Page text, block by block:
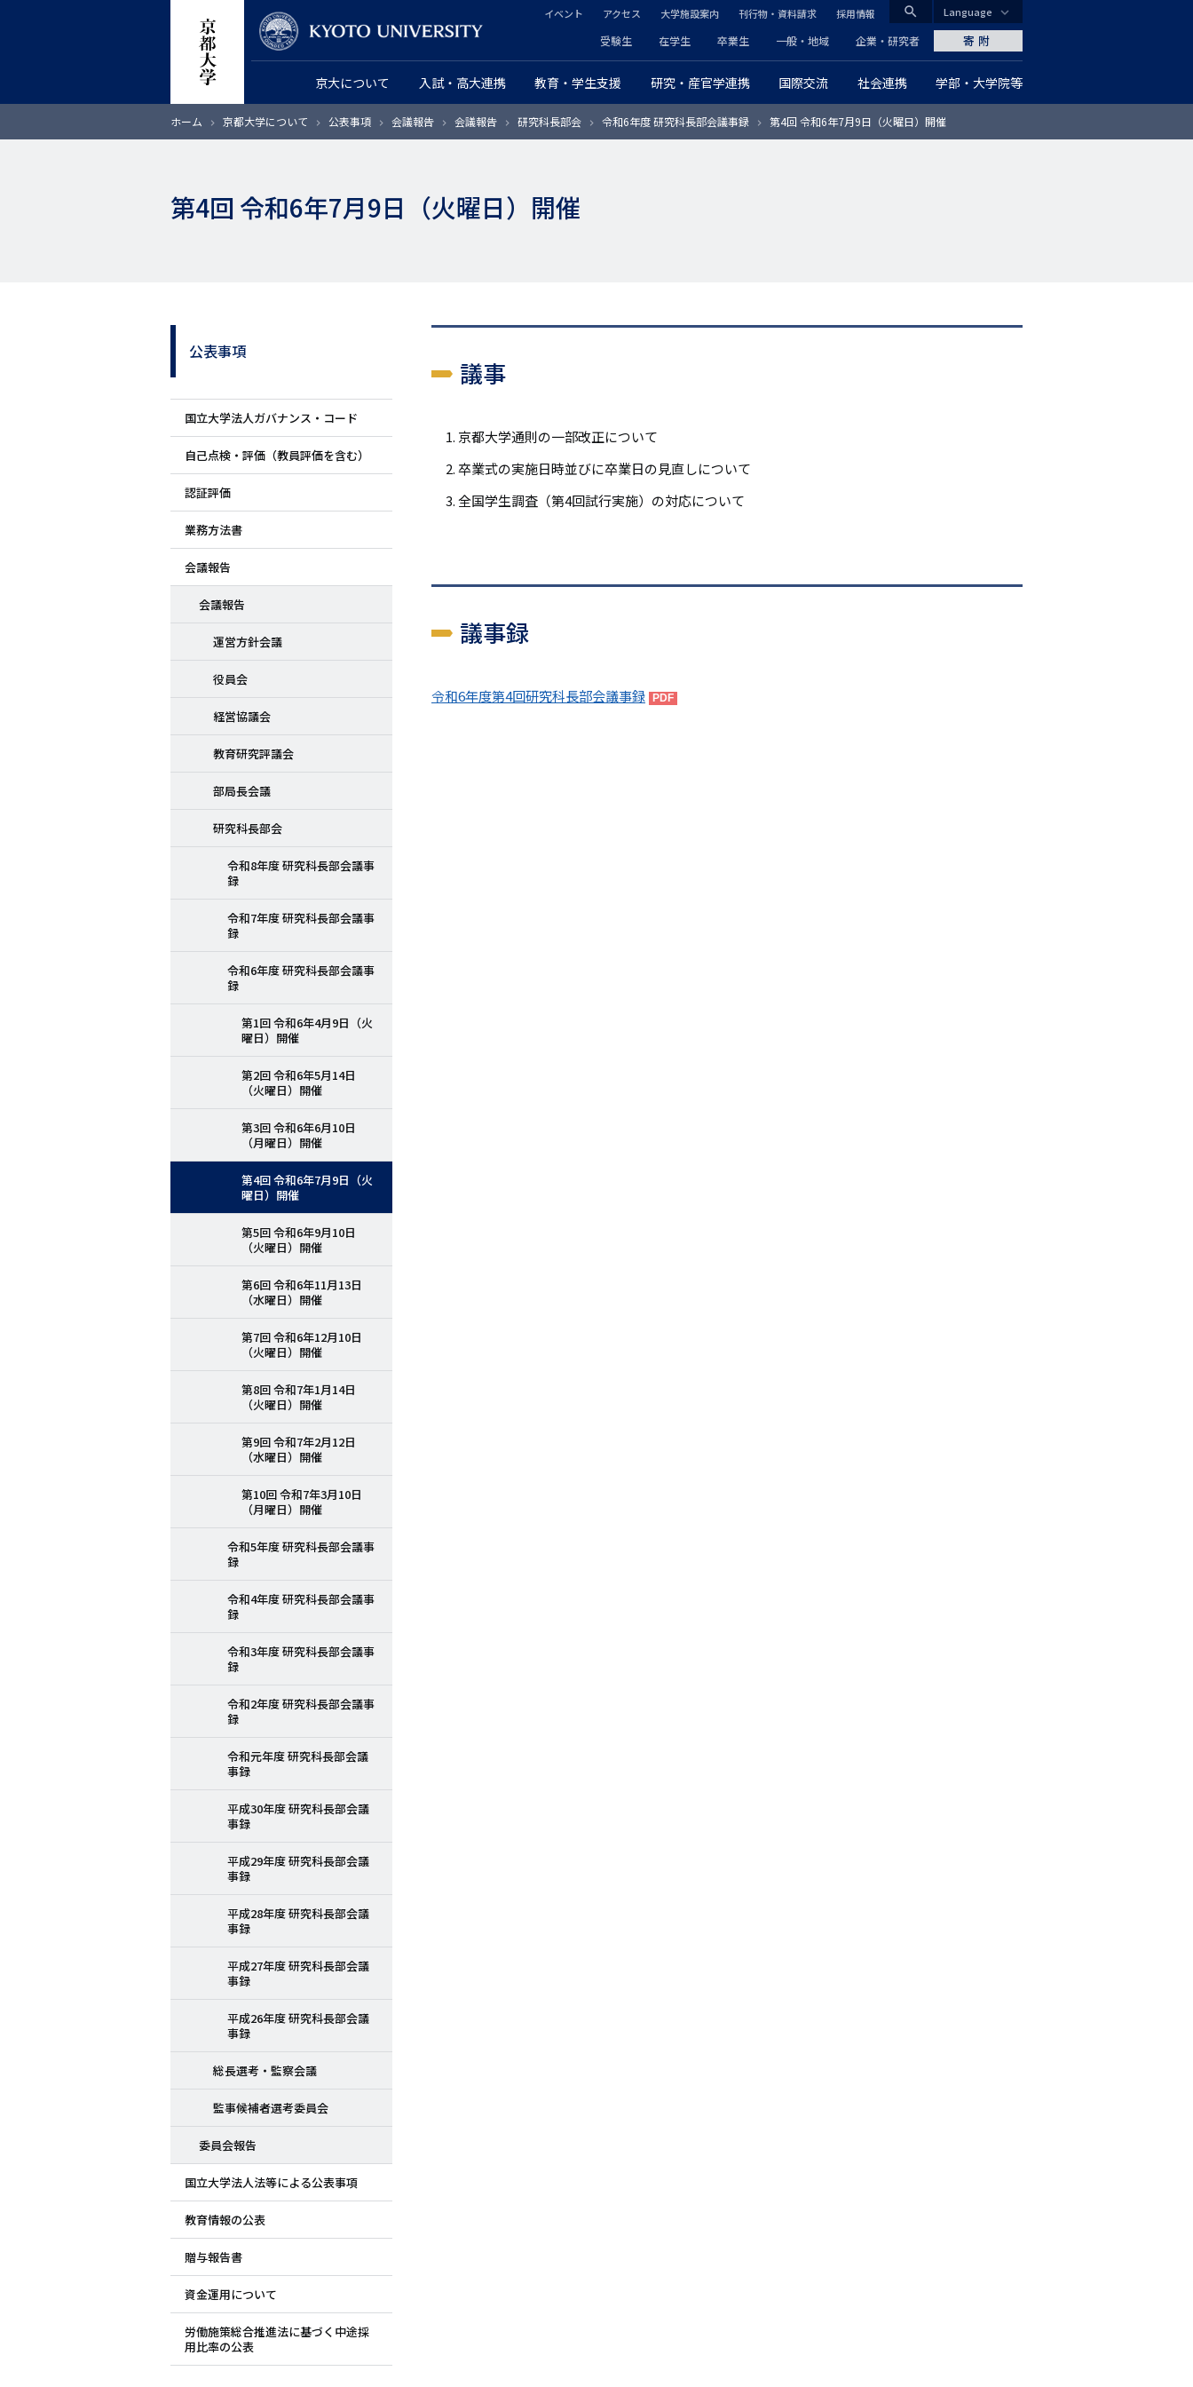
ン
CLOSE
search
グ
ロ
京大について 入試・高大連携 教育・学生支援 研究・産官学連携 国際交流 社会連携 学部・大学院等
ヘ
ッ
ダ
マ
リ
ン
ク
受験生 在学生 卒業生 一般・地域 企業・研究者
ッ
ダ
ー
カ
リ
ン
ク
イベント アクセス 大学施設案内 刊行物・資料請求 採用情報
寄附
Language
ホーム 京都大学について 公表事項 会議報告 会議報告 研究科長部会 令和6年度 研究科長部会議事録 第4回 令和6年7月9日（火曜日）開催
第4回 令和6年7月9日（火曜日）開催
サ
イ
ド
メ
ニ
ュ
ー
公表事項
国立大学法人ガバナンス・コード
自己点検・評価（教員評価を含む）
認証評価
業務方法書
会議報告
会議報告
運営方針会議
役員会
経営協議会
教育研究評議会
部局長会議
研究科長部会
令和8年度 研究科長部会議事
録
令和7年度 研究科長部会議事
録
令和6年度 研究科長部会議事
録
第1回 令和6年4月9日（火
曜日）開催
第2回 令和6年5月14日
（火曜日）開催
第3回 令和6年6月10日
（月曜日）開催
第4回 令和6年7月9日（火
曜日）開催
第5回 令和6年9月10日
（火曜日）開催
第6回 令和6年11月13日
（水曜日）開催
第7回 令和6年12月10日
（火曜日）開催
第8回 令和7年1月14日
（火曜日）開催
第9回 令和7年2月12日
（水曜日）開催
第10回 令和7年3月10日
（月曜日）開催
令和5年度 研究科長部会議事
録
令和4年度 研究科長部会議事
録
令和3年度 研究科長部会議事
録
令和2年度 研究科長部会議事
録
令和元年度 研究科長部会議
事録
平成30年度 研究科長部会議
事録
平成29年度 研究科長部会議
事録
平成28年度 研究科長部会議
事録
平成27年度 研究科長部会議
事録
平成26年度 研究科長部会議
事録
総長選考・監察会議
監事候補者選考委員会
委員会報告
国立大学法人法等による公表事項
教育情報の公表
贈与報告書
資金運用について
労働施策総合推進法に基づく中途採
用比率の公表
議事
京都大学通則の一部改正について
卒業式の実施日時並びに卒業日の見直しについて
全国学生調査（第4回試行実施）の対応について
議事録
令和6年度第4回研究科長部会議事録